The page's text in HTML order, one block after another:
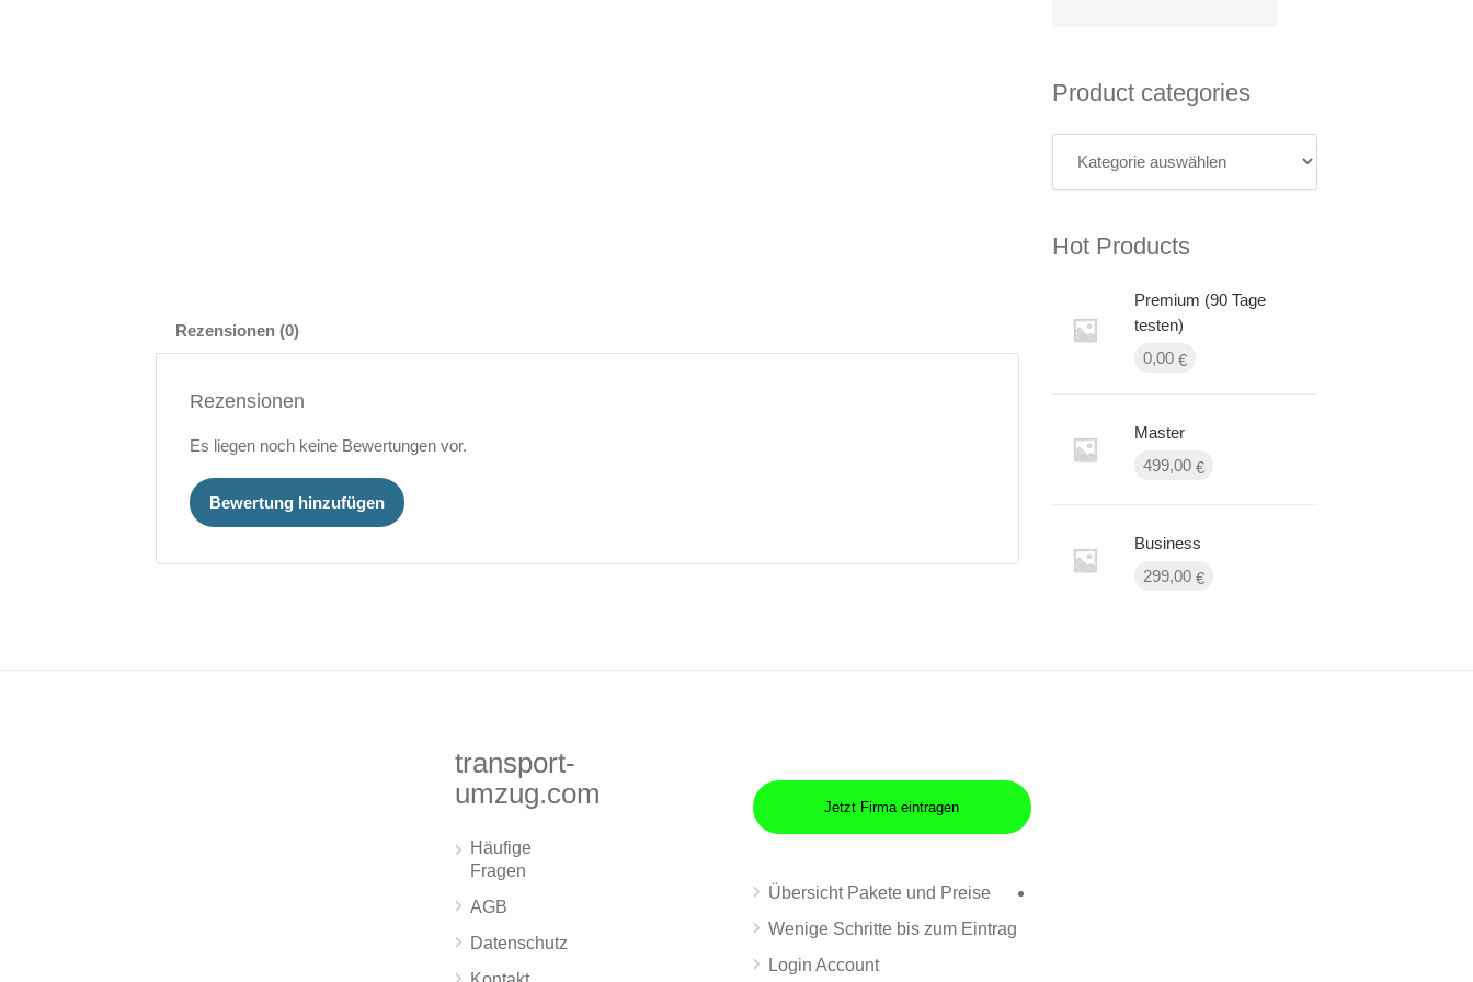
Rezensionen (0)
Rezensionen
Es liegen noch keine Bewertungen vor.
Bewertung hinzufügen
Product categories
Hot Products
Premium (90 Tage
testen)
0,00 €
Master
499,00 €
Business
299,00 €
transport-
umzug.com
Häufige
Fragen
AGB
Datenschutz
Jetzt Firma eintragen
Übersicht Pakete und Preise
Wenige Schritte bis zum Eintrag
Login Account